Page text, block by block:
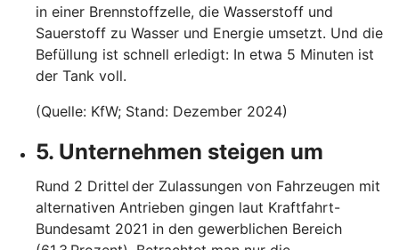
in einer Brennstoffzelle, die Wasserstoff und
Sauerstoff zu Wasser und Energie umsetzt. Und die
Befüllung ist schnell erledigt: In etwa 5 Minuten ist
der Tank voll.
(Quelle: KfW; Stand: Dezember 2024)
5. Unternehmen steigen um
Rund 2 Drittel der Zulassungen von Fahrzeugen mit
alternativen Antrieben gingen laut Kraftfahrt-
Bundesamt 2021 in den gewerblichen Bereich